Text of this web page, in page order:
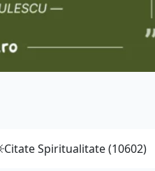
Citate Spiritualitate (10602)